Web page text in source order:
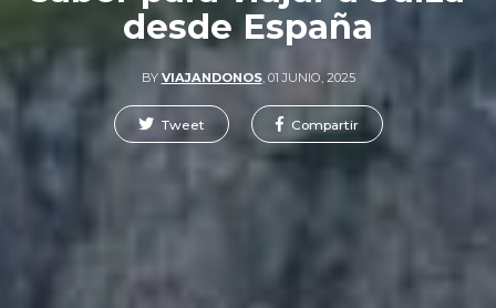
desde España
BY VIAJANDONOS, 01 JUNIO, 2025
Tweet Compartir